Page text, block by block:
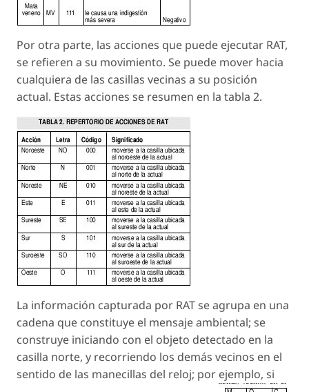
Por otra parte, las acciones que puede ejecutar RAT,
se refieren a su movimiento. Se puede mover hacia
cualquiera de las casillas vecinas a su posición
actual. Estas acciones se resumen en la tabla 2.
La información capturada por RAT se agrupa en una
cadena que constituye el mensaje ambiental; se
construye iniciando con el objeto detectado en la
casilla norte, y recorriendo los demás vecinos en el
sentido de las manecillas del reloj; por ejemplo, si